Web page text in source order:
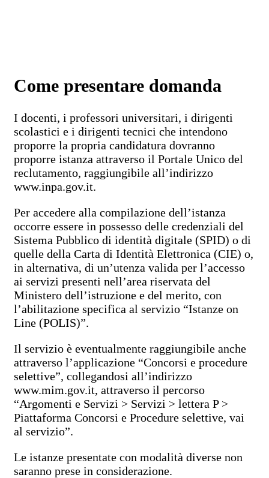
Come presentare domanda
I docenti, i professori universitari, i dirigenti
scolastici e i dirigenti tecnici che intendono
proporre la propria candidatura dovranno
proporre istanza attraverso il Portale Unico del
reclutamento, raggiungibile all’indirizzo
www.inpa.gov.it.
Per accedere alla compilazione dell’istanza
occorre essere in possesso delle credenziali del
Sistema Pubblico di identità digitale (SPID) o di
quelle della Carta di Identità Elettronica (CIE) o,
in alternativa, di un’utenza valida per l’accesso
ai servizi presenti nell’area riservata del
Ministero dell’istruzione e del merito, con
l’abilitazione specifica al servizio “Istanze on
Line (POLIS)”.
Il servizio è eventualmente raggiungibile anche
attraverso l’applicazione “Concorsi e procedure
selettive”, collegandosi all’indirizzo
www.mim.gov.it, attraverso il percorso
“Argomenti e Servizi > Servizi > lettera P >
Piattaforma Concorsi e Procedure selettive, vai
al servizio”.
Le istanze presentate con modalità diverse non
saranno prese in considerazione.